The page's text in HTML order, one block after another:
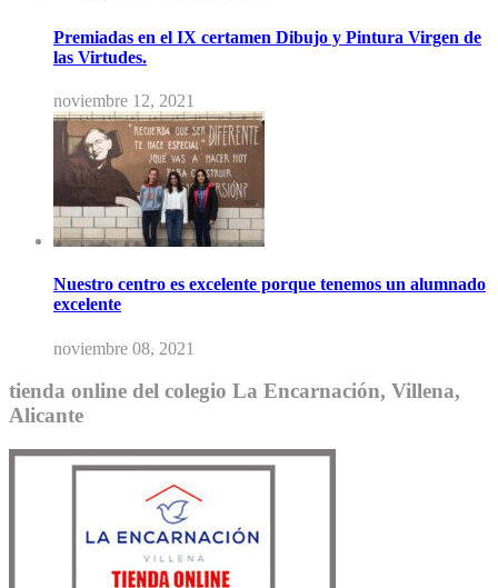
Premiadas en el IX certamen Dibujo y Pintura Virgen de
las Virtudes.
noviembre 12, 2021
Nuestro centro es excelente porque tenemos un alumnado
excelente
noviembre 08, 2021
tienda online del colegio La Encarnación, Villena,
Alicante